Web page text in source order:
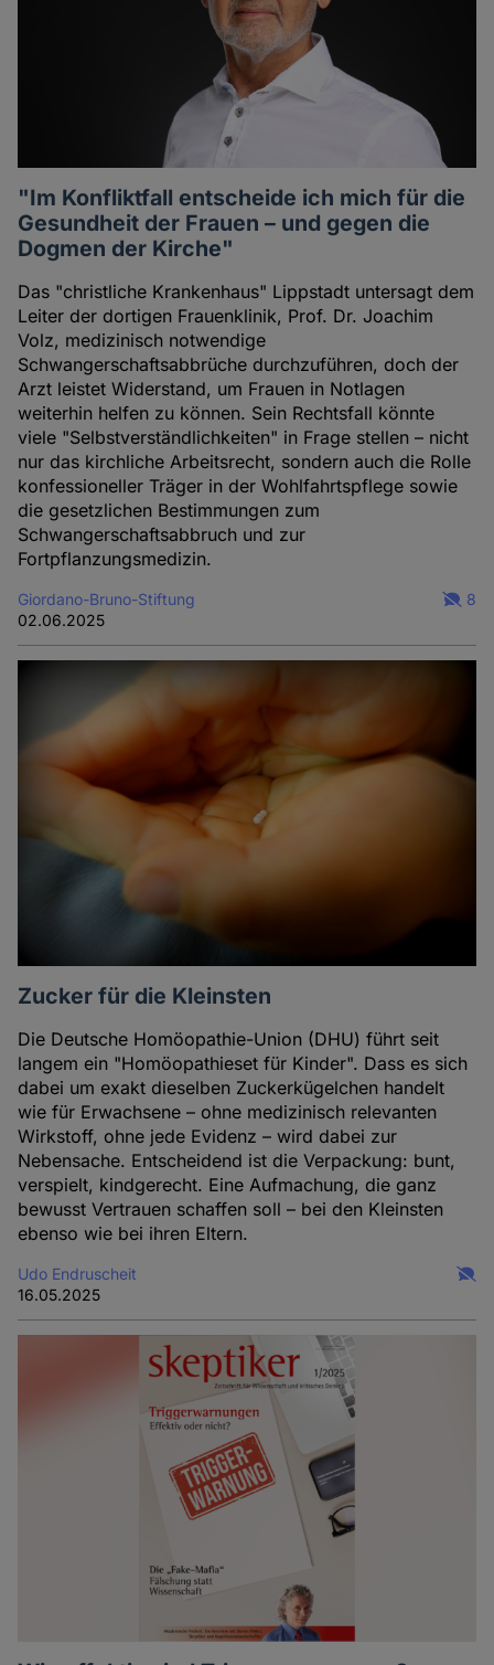
"Im Konfliktfall entscheide ich mich für die
Gesundheit der Frauen – und gegen die
Dogmen der Kirche"
Das "christliche Krankenhaus" Lippstadt untersagt dem
Leiter der dortigen Frauenklinik, Prof. Dr. Joachim
Volz, medizinisch notwendige
Schwangerschaftsabbrüche durchzuführen, doch der
Arzt leistet Widerstand, um Frauen in Notlagen
weiterhin helfen zu können. Sein Rechtsfall könnte
viele "Selbstverständlichkeiten" in Frage stellen – nicht
nur das kirchliche Arbeitsrecht, sondern auch die Rolle
konfessioneller Träger in der Wohlfahrtspflege sowie
die gesetzlichen Bestimmungen zum
Schwangerschaftsabbruch und zur
Fortpflanzungsmedizin.
Giordano-Bruno-Stiftung
02.06.2025
8
Zucker für die Kleinsten
Die Deutsche Homöopathie-Union (DHU) führt seit
langem ein "Homöopathieset für Kinder". Dass es sich
dabei um exakt dieselben Zuckerkügelchen handelt
wie für Erwachsene – ohne medizinisch relevanten
Wirkstoff, ohne jede Evidenz – wird dabei zur
Nebensache. Entscheidend ist die Verpackung: bunt,
verspielt, kindgerecht. Eine Aufmachung, die ganz
bewusst Vertrauen schaffen soll – bei den Kleinsten
ebenso wie bei ihren Eltern.
Udo Endruscheit
16.05.2025